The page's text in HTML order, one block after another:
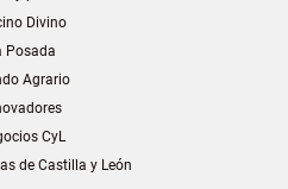
Divino
Posada
Agrario
CyL
de Castilla y León